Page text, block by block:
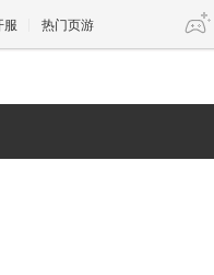
服 热门页游